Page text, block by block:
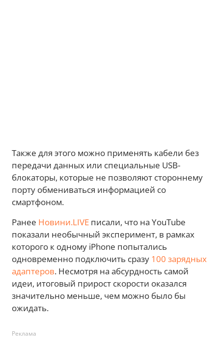
Также для этого можно применять кабели без
передачи данных или специальные USB-
блокаторы, которые не позволяют стороннему
порту обмениваться информацией со
смартфоном.
Ранее Новини.LIVE писали, что на YouTube
показали необычный эксперимент, в рамках
которого к одному iPhone попытались
одновременно подключить сразу 100 зарядных
адаптеров. Несмотря на абсурдность самой
идеи, итоговый прирост скорости оказался
значительно меньше, чем можно было бы
ожидать.
Реклама